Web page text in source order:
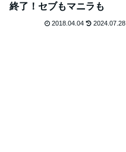
終了！セブもマニラも
2018.04.04 2024.07.28